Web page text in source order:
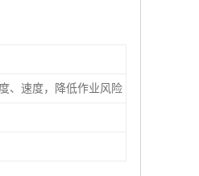
、速度，降低作业风险